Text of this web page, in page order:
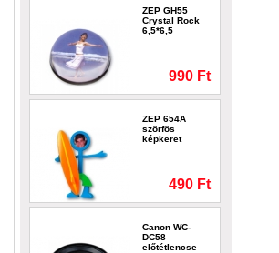
ZEP GH55
Crystal Rock
6,5*6,5
990 Ft
ZEP 654A
szörfös
képkeret
490 Ft
Canon WC-
DC58
előtétlencse